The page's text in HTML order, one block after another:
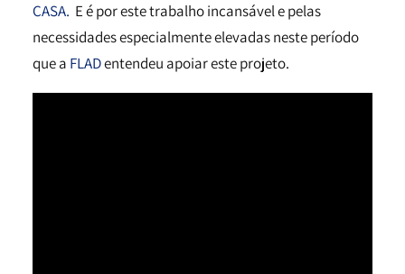
CASA. E é por este trabalho incansável e pelas
necessidades especialmente elevadas neste período
que a FLADentendeu apoiar este projeto.